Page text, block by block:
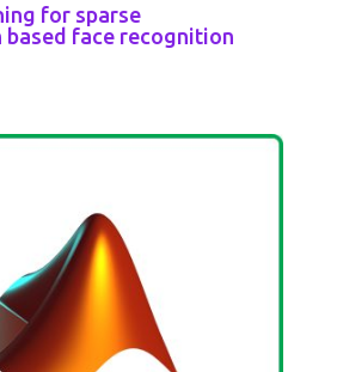
for sparse
face recognition